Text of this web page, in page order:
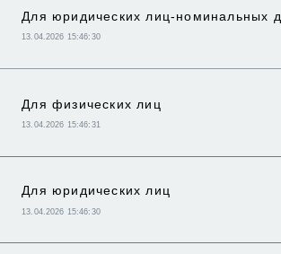
Для юридических лиц-номинальных
13.04.2026 15:46:30
Для физических лиц
13.04.2026 15:46:31
Для юридических лиц
13.04.2026 15:46:30